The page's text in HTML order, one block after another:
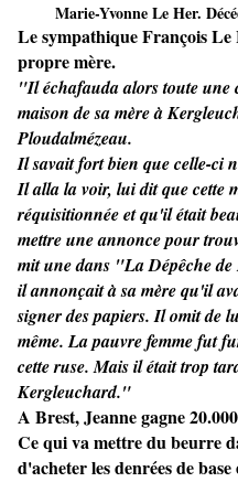
Marie-Yvonne Le Her.
Le sympathique François
propre mère.
"Il échafauda alors toute
maison de sa mère à
Ploudalmézeau.
Il savait fort bien que celle-ci
Il alla la voir, lui dit que cette
réquisitionnée et qu'il était
mettre une annonce pour
mit une dans "La Dépêche
il annonçait à sa mère qu'il
signer des papiers. Il omit de
même. La pauvre femme fut
cette ruse. Mais il était trop
Kergleuchard."
A Brest, Jeanne gagne
Ce qui va mettre du beurre
d'acheter les denrées de